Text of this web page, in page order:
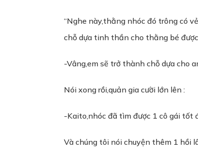
“Nghe này,thằng nhóc đó trông có
chỗ dựa tinh thần cho thằng bé
-Vâng,em sẽ trở thành chỗ dựa cho
Nói xong rồi,quản gia cười lớn lên :
-Kaito,nhóc đã tìm được 1 cô gái tốt
Và chúng tôi nói chuyện thêm 1 hồi